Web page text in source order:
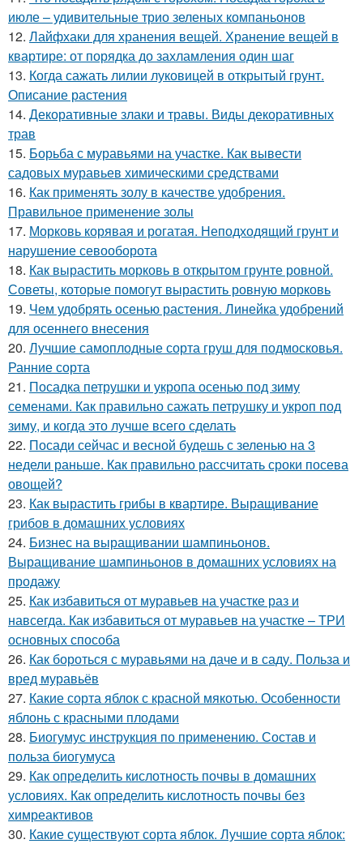
июле – удивительные трио зеленых компаньонов
12. Лайфхаки для хранения вещей. Хранение вещей в
квартире: от порядка до захламления один шаг
13. Когда сажать лилии луковицей в открытый грунт.
Описание растения
14. Декоративные злаки и травы. Виды декоративных
трав
15. Борьба с муравьями на участке. Как вывести
садовых муравьев химическими средствами
16. Как применять золу в качестве удобрения.
Правильное применение золы
17. Морковь корявая и рогатая. Неподходящий грунт и
нарушение севооборота
18. Как вырастить морковь в открытом грунте ровной.
Советы, которые помогут вырастить ровную морковь
19. Чем удобрять осенью растения. Линейка удобрений
для осеннего внесения
20. Лучшие самоплодные сорта груш для подмосковья.
Ранние сорта
21. Посадка петрушки и укропа осенью под зиму
семенами. Как правильно сажать петрушку и укроп под
зиму, и когда это лучше всего сделать
22. Посади сейчас и весной будешь с зеленью на 3
недели раньше. Как правильно рассчитать сроки посева
овощей?
23. Как вырастить грибы в квартире. Выращивание
грибов в домашних условиях
24. Бизнес на выращивании шампиньонов.
Выращивание шампиньонов в домашних условиях на
продажу
25. Как избавиться от муравьев на участке раз и
навсегда. Как избавиться от муравьев на участке – ТРИ
основных способа
26. Как бороться с муравьями на даче и в саду. Польза и
вред муравьёв
27. Какие сорта яблок с красной мякотью. Особенности
яблонь с красными плодами
28. Биогумус инструкция по применению. Состав и
польза биогумуса
29. Как определить кислотность почвы в домашних
условиях. Как определить кислотность почвы без
химреактивов
30. Какие существуют сорта яблок. Лучшие сорта яблок: